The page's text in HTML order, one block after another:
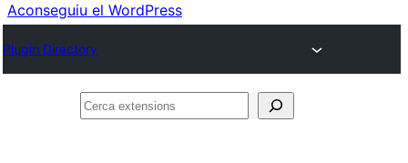
Aconseguiu el WordPress
Plugin Directory
Cerca